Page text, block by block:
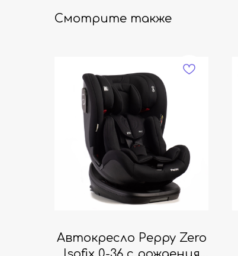
Смотрите также
Автокресло Peppy Zero